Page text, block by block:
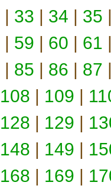
| 33 | 34 | 35
| 59 | 60 | 61
| 85 | 86 | 87
108 | 109 |
128 | 129 |
148 | 149 |
168 | 169 |